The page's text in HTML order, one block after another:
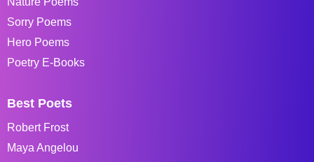
Sorry Poems
Hero Poems
Poetry E-Books
Best Poets
Robert Frost
Maya Angelou